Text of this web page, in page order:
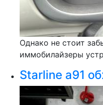
Однако не стоит
иммобилайзеры
Starline a91